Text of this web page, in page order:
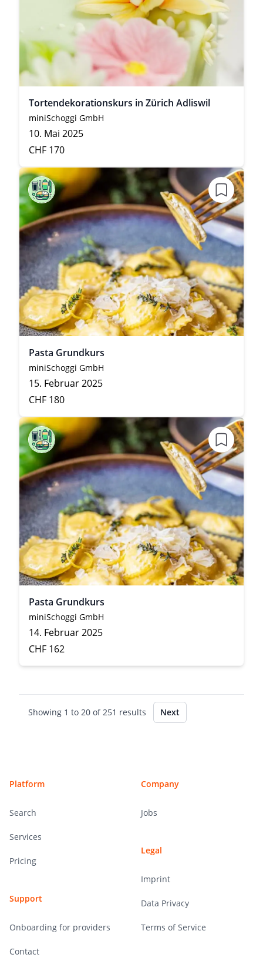
Tortendekorationskurs in Zürich Adliswil
miniSchoggi GmbH
10. Mai 2025
CHF 170
Pasta Grundkurs
miniSchoggi GmbH
15. Februar 2025
CHF 180
Pasta Grundkurs
miniSchoggi GmbH
14. Februar 2025
CHF 162
Showing 1 to 20 of251 results Next
Platform
Search
Services
Pricing
Support
Onboarding for providers
Contact
Company
Jobs
Legal
Imprint
Data Privacy
Terms of Service